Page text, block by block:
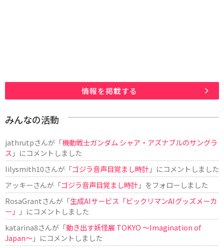
情報を掲載する
みんなの活動
jathrutpさんが「機動戦士ガンダム シャア・アズナブルのサングラ
ス 」にコメントしました
lilysmith10さんが「ゴジラ音声目覚まし時計」にコメントしました
アッキーさんが「ゴジラ音声目覚まし時計」をフォローしました
RosaGrantさんが「生成AIサービス「ビックリマンAIグッズメーカ
ー」
」にコメントしました
katarina8さんが「動き出す妖怪展 TOKYO 〜Imagination of
Japan〜」にコメントしました